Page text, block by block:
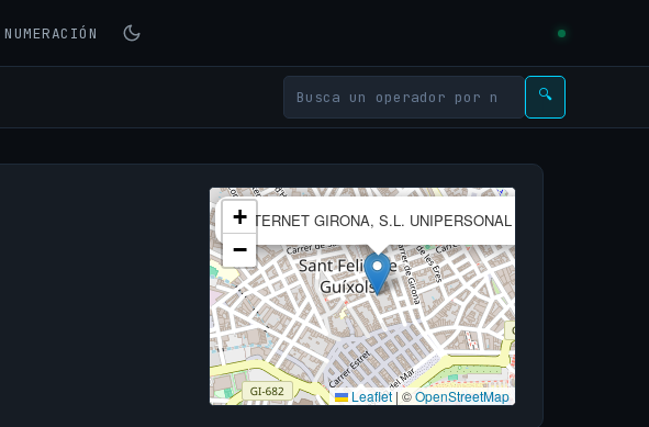
NUMERACIÓN
🔍
INTERNET GIRONA, S.L. UNIPERSONAL
+
−
Leaflet | ©OpenStreetMap